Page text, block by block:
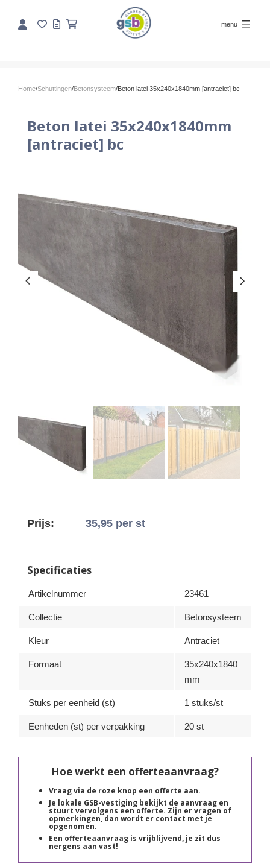
menu
Home/Schuttingen/Betonsysteem/Beton latei 35x240x1840mm [antraciet] bc
Beton latei 35x240x1840mm
[antraciet] bc
Prijs: 35,95 per st
Specificaties
Artikelnummer 23461
Collectie Betonsysteem
Kleur Antraciet
Formaat
35x240x1840
mm
Stuks per eenheid (st) 1 stuks/st
Eenheden (st) per verpakking 20 st
Hoe werkt een offerteaanvraag?
Vraag via de roze knop een offerte aan.
Je lokale GSB-vestiging bekijkt de aanvraag en
stuurt vervolgens een offerte. Zijn er vragen of
opmerkingen, dan wordt er contact met je
opgenomen.
Een offerteaanvraag is vrijblijvend, je zit dus
nergens aan vast!